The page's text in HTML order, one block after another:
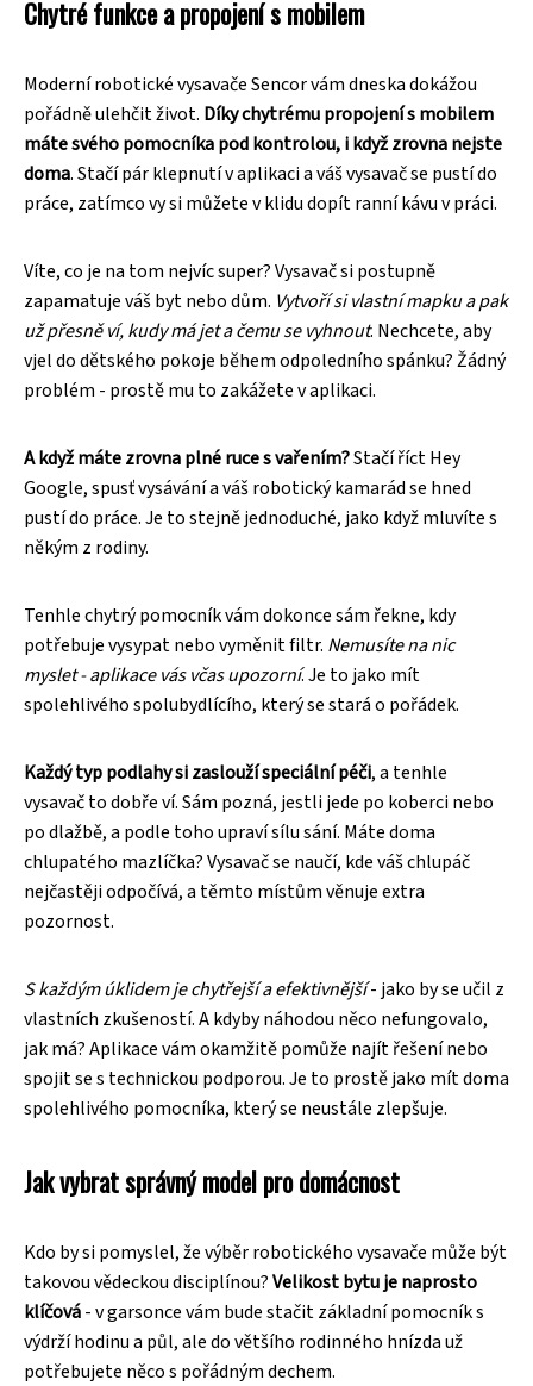
Chytré funkce a propojení s mobilem
Moderní robotické vysavače Sencor vám dneska dokážou
pořádně ulehčit život. Díky chytrému propojení s mobilem
máte svého pomocníka pod kontrolou, i když zrovna nejste
doma. Stačí pár klepnutí v aplikaci a váš vysavač se pustí do
práce, zatímco vy si můžete v klidu dopít ranní kávu v práci.
Víte, co je na tom nejvíc super? Vysavač si postupně
zapamatuje váš byt nebo dům. Vytvoří si vlastní mapku a pak
už přesně ví, kudy má jet a čemu se vyhnout. Nechcete, aby
vjel do dětského pokoje během odpoledního spánku? Žádný
problém - prostě mu to zakážete v aplikaci.
A když máte zrovna plné ruce s vařením?Stačí říct Hey
Google, spusť vysávání a váš robotický kamarád se hned
pustí do práce. Je to stejně jednoduché, jako když mluvíte s
někým z rodiny.
Tenhle chytrý pomocník vám dokonce sám řekne, kdy
potřebuje vysypat nebo vyměnit filtr. Nemusíte na nic
myslet - aplikace vás včas upozorní. Je to jako mít
spolehlivého spolubydlícího, který se stará o pořádek.
Každý typ podlahy si zaslouží speciální péči, a tenhle
vysavač to dobře ví. Sám pozná, jestli jede po koberci nebo
po dlažbě, a podle toho upraví sílu sání. Máte doma
chlupatého mazlíčka? Vysavač se naučí, kde váš chlupáč
nejčastěji odpočívá, a těmto místům věnuje extra
pozornost.
S každým úklidem je chytřejší a efektivnější- jako by se učil z
vlastních zkušeností. A kdyby náhodou něco nefungovalo,
jak má? Aplikace vám okamžitě pomůže najít řešení nebo
spojit se s technickou podporou. Je to prostě jako mít doma
spolehlivého pomocníka, který se neustále zlepšuje.
Jak vybrat správný model pro domácnost
Kdo by si pomyslel, že výběr robotického vysavače může být
takovou vědeckou disciplínou?Velikost bytu je naprosto
klíčová- v garsonce vám bude stačit základní pomocník s
výdrží hodinu a půl, ale do většího rodinného hnízda už
potřebujete něco s pořádným dechem.